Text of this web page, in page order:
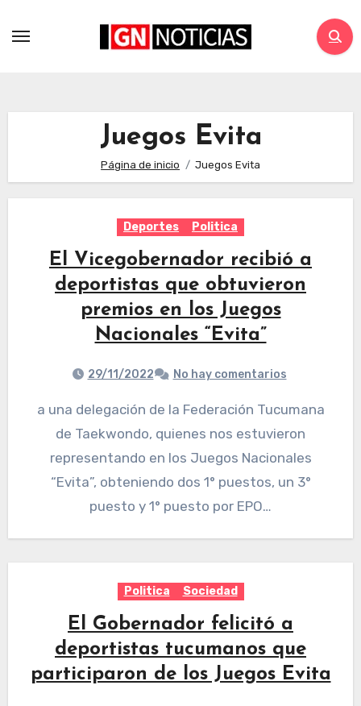
Juegos Evita
Página de inicio Juegos Evita
Deportes Politica
El Vicegobernador recibió a
deportistas que obtuvieron
premios en los Juegos
Nacionales “Evita”
29/11/2022 No hay comentarios
a una delegación de la Federación Tucumana
de Taekwondo, quienes nos estuvieron
representando en los Juegos Nacionales
“Evita”, obteniendo dos 1° puestos, un 3°
puesto y 1° puesto por EPO…
Politica Sociedad
El Gobernador felicitó a
deportistas tucumanos que
participaron de los Juegos Evita